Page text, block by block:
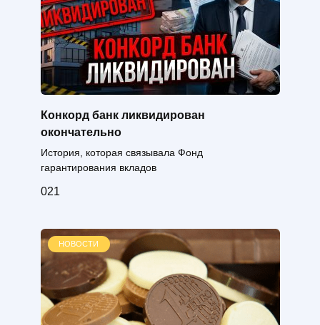
Конкорд банк ликвидирован
окончательно
История, которая связывала Фонд
гарантирования вкладов
021
НОВОСТИ